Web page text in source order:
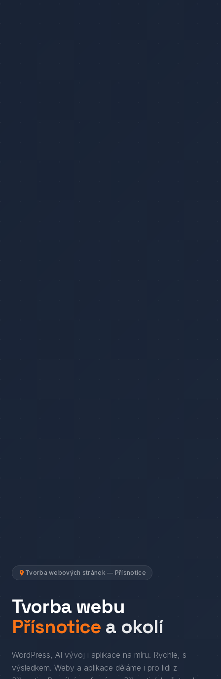
Tvorba webových stránek — Přísnotice
Tvorba webu
Přísnotice a okolí
WordPress, AI vývoj i aplikace na míru. Rychle, s
výsledkem. Weby a aplikace děláme i pro lidi z